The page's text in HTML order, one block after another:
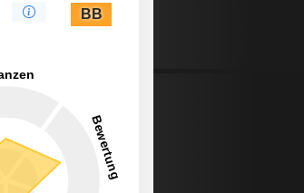
BB